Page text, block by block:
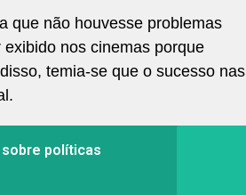
que não houvesse problemas
nos cinemas porque
temia-se que o sucesso nas
políticas